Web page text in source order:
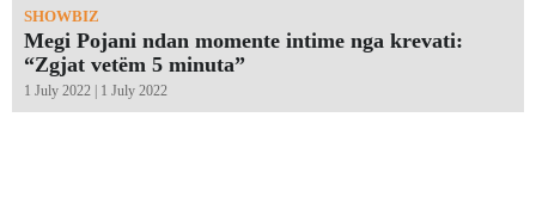
SHOWBIZ
Megi Pojani ndan momente intime nga krevati:
“Zgjat vetëm 5 minuta”￼
1 July 2022 | 1 July 2022